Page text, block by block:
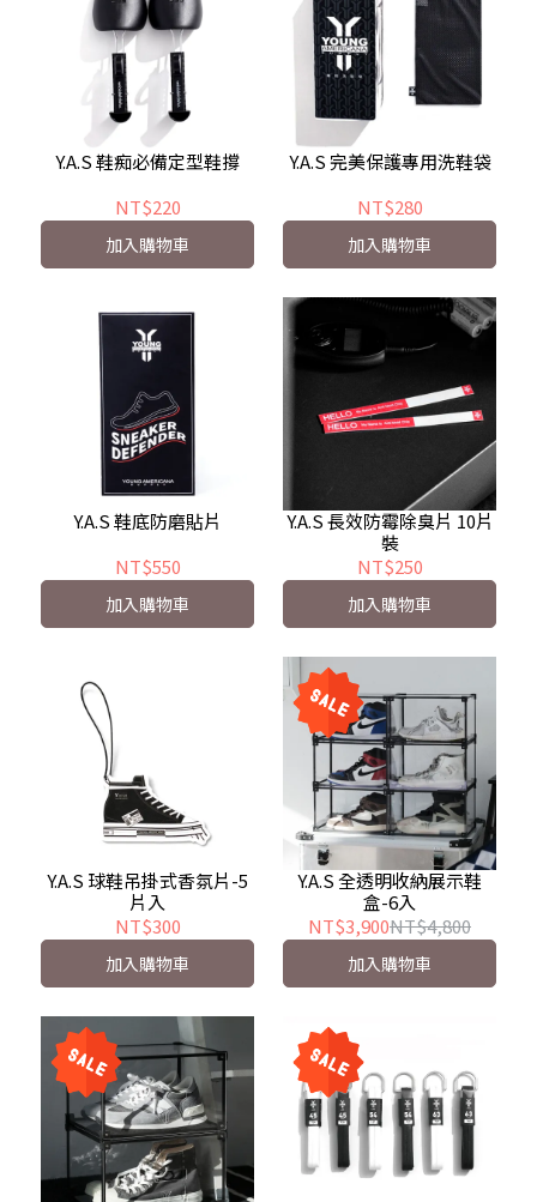
Y.A.S 鞋痴必備定型鞋撐
NT$220
加入購物車
Y.A.S 完美保護專用洗鞋袋
NT$280
加入購物車
Y.A.S 鞋底防磨貼片
NT$550
加入購物車
Y.A.S 長效防霉除臭片 10片
裝
NT$250
加入購物車
Y.A.S 球鞋吊掛式香氛片-5
片入
NT$300
加入購物車
Y.A.S 全透明收納展示鞋
盒-6入
NT$3,900NT$4,800
加入購物車